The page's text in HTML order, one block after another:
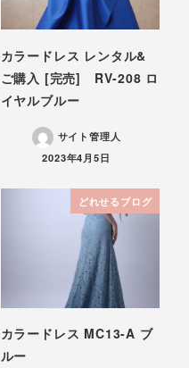
カラードレス レンタル&
ご購入 [完売] RV-208 ロ
イヤルブルー
サイト管理人
投稿日
2023年4月5日
どれせるブログ
カラードレス MC13-A ブ
ルー